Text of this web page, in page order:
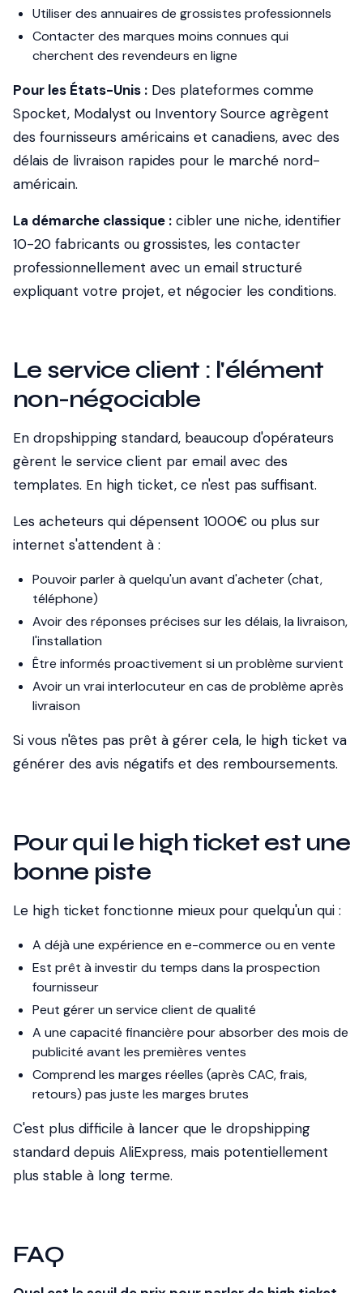
Utiliser des annuaires de grossistes professionnels
Contacter des marques moins connues qui
cherchent des revendeurs en ligne
Pour les États-Unis : Des plateformes comme
Spocket, Modalyst ou Inventory Source agrègent
des fournisseurs américains et canadiens, avec des
délais de livraison rapides pour le marché nord-
américain.
La démarche classique : cibler une niche, identifier
10-20 fabricants ou grossistes, les contacter
professionnellement avec un email structuré
expliquant votre projet, et négocier les conditions.
Le service client : l'élément
non-négociable
En dropshipping standard, beaucoup d'opérateurs
gèrent le service client par email avec des
templates. En high ticket, ce n'est pas suffisant.
Les acheteurs qui dépensent 1000€ ou plus sur
internet s'attendent à :
Pouvoir parler à quelqu'un avant d'acheter (chat,
téléphone)
Avoir des réponses précises sur les délais, la livraison,
l'installation
Être informés proactivement si un problème survient
Avoir un vrai interlocuteur en cas de problème après
livraison
Si vous n'êtes pas prêt à gérer cela, le high ticket va
générer des avis négatifs et des remboursements.
Pour qui le high ticket est une
bonne piste
Le high ticket fonctionne mieux pour quelqu'un qui :
A déjà une expérience en e-commerce ou en vente
Est prêt à investir du temps dans la prospection
fournisseur
Peut gérer un service client de qualité
A une capacité financière pour absorber des mois de
publicité avant les premières ventes
Comprend les marges réelles (après CAC, frais,
retours) pas juste les marges brutes
C'est plus difficile à lancer que le dropshipping
standard depuis AliExpress, mais potentiellement
plus stable à long terme.
FAQ